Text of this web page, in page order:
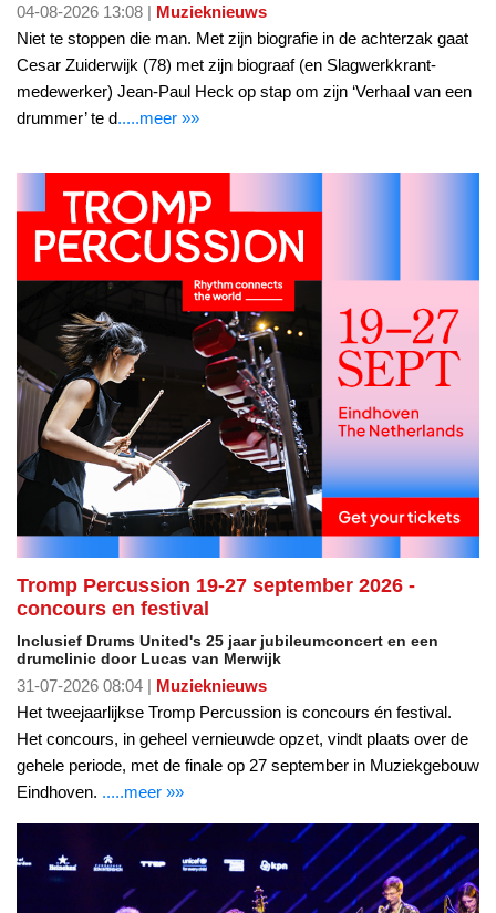
04-08-2026 13:08 | Muzieknieuws
Niet te stoppen die man. Met zijn biografie in de achterzak gaat
Cesar Zuiderwijk (78) met zijn biograaf (en Slagwerkkrant-
medewerker) Jean-Paul Heck op stap om zijn ‘Verhaal van een
drummer’ te d.....meer »»
Tromp Percussion 19-27 september 2026 -
concours en festival
Inclusief Drums United's 25 jaar jubileumconcert en een
drumclinic door Lucas van Merwijk
31-07-2026 08:04 | Muzieknieuws
Het tweejaarlijkse Tromp Percussion is concours én festival.
Het concours, in geheel vernieuwde opzet, vindt plaats over de
gehele periode, met de finale op 27 september in Muziekgebouw
Eindhoven. .....meer »»